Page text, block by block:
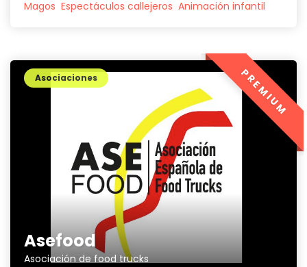
Magos Espectáculos callejeros Animación infantil
Asefood
Asociación de food trucks
Asociaciones PREMIUM